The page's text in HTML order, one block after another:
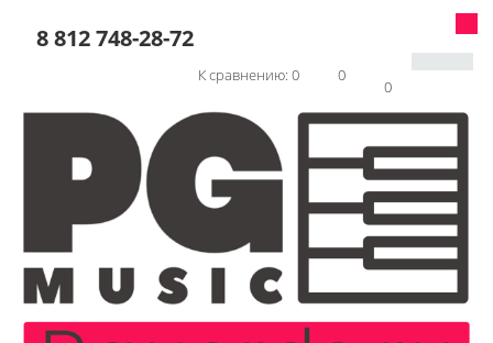
8 812 748-28-72
0
0
К сравнению: 0